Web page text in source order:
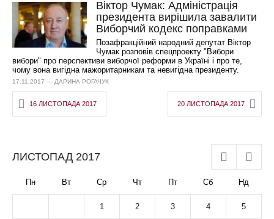
Віктор Чумак: Адміністрація
президента вирішила завалити
Виборчий кодекс поправками
Позафракційний народний депутат Віктор
Чумак розповів спецпроекту "Вибори
вибори" про перспективи виборчої реформи в Україні і про те,
чому вона вигідна мажоритарникам та невигідна президенту.
17.11.2017 — ДАРИНА РОГАЧУК
16 ЛИСТОПАДА 2017 20 ЛИСТОПАДА 2017
ЛИСТОПАД 2017
Пн Вт Ср Чт Пт Сб Нд
1 2 3 4 5